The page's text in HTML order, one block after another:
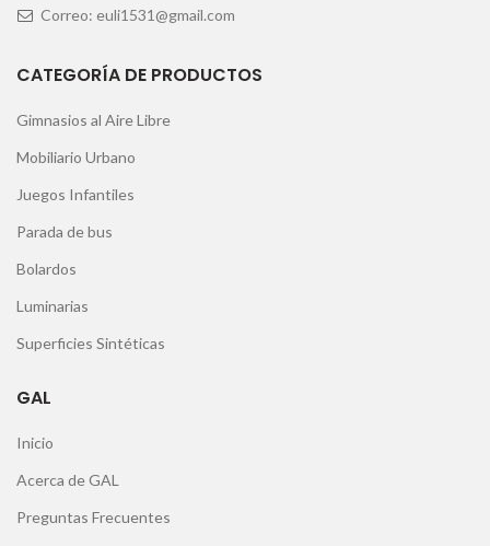
Correo: euli1531@gmail.com
CATEGORÍA DE PRODUCTOS
Gimnasios al Aire Libre
Mobiliario Urbano
Juegos Infantiles
Parada de bus
Bolardos
Luminarias
Superficies Sintéticas
GAL
Inicio
Acerca de GAL
Preguntas Frecuentes